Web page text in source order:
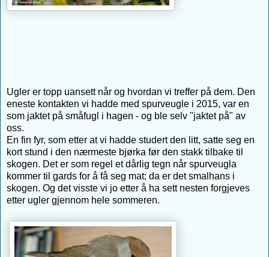
Ugler er topp uansett når og hvordan vi treffer på dem. Den
eneste kontakten vi hadde med spurveugle i 2015, var en
som jaktet på småfugl i hagen - og ble selv "jaktet på" av
oss.
En fin fyr, som etter at vi hadde studert den litt, satte seg en
kort stund i den nærmeste bjørka før den stakk tilbake til
skogen. Det er som regel et dårlig tegn når spurveugla
kommer til gards for å få seg mat; da er det smalhans i
skogen. Og det visste vi jo etter å ha sett nesten forgjeves
etter ugler gjennom hele sommeren.